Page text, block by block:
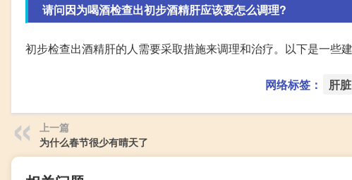
请问因为喝酒检查出初步酒精肝应该要怎么调理?
初步检查出酒精肝的人需要采取措施来调理和治疗。以下是一些
网络标签： 肝脏
上一篇
为什么春节很少有晴天了